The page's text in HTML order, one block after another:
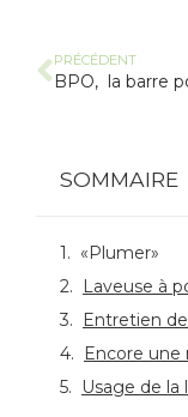
PRÉCÉDENT
SOMMAIRE
«Plumer»
Laveuse à
Entretien
Encore une
Usage de la